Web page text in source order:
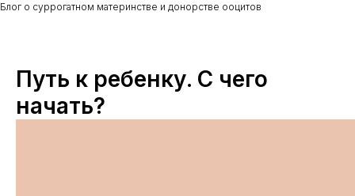
Блог о суррогатном материнстве и донорстве ооцитов
Путь к ребенку. С чего
начать?